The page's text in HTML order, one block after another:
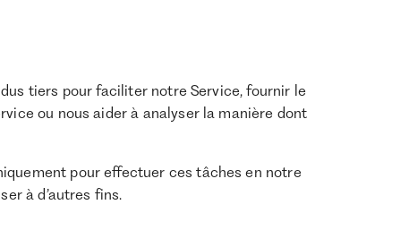
tiers pour faciliter notre Service, fournir le
ou nous aider à analyser la manière dont
pour effectuer ces tâches en notre
à d’autres fins.